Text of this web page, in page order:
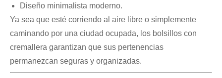
Diseño minimalista moderno.
Ya sea que esté corriendo al aire libre o simplemente
caminando por una ciudad ocupada, los bolsillos con
cremallera garantizan que sus pertenencias
permanezcan seguras y organizadas.